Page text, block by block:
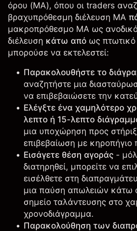
όρου (MA), όπου οι traders
βραχυπρόθεσμη διέλευση MA
μακροπρόθεσμο ΜΑ ως
διέλευση κάτω από ως
μπορούσε να εκτελεστεί:
Παρακολουθήστε το
αναζητήστε μια
να επιβεβαιώσετε την
Ελέγξτε ένα χαμηλότερο
λεπτο ή 15-λεπτο
μια υποχώρηση προς
επιβεβαίωση με κηροπήγιο
Εισάγετε θέση αγοράς -
διατηρηθεί, μπορείτε να
εισέλθετε στη
μια παύση απωλειών κάτω
σημείο ταλάντευσης στο
χρονοδιάγραμμα.
Παρακολούθηση των